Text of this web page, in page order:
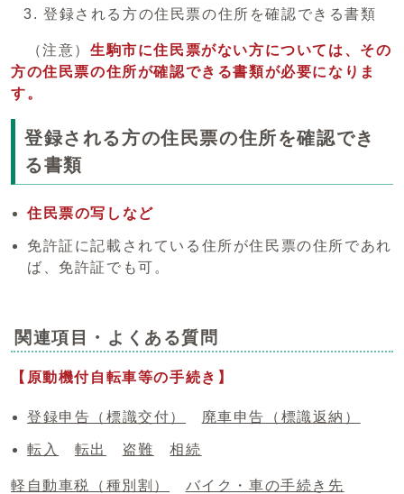
登録される方の住民票の住所を確認できる書類
（注意）生駒市に住民票がない方については、その
方の住民票の住所が確認できる書類が必要になりま
す。
登録される方の住民票の住所を確認でき
る書類
住民票の写しなど
免許証に記載されている住所が住民票の住所であれ
ば、免許証でも可。
関連項目・よくある質問
【原動機付自転車等の手続き】
登録申告（標識交付） 廃車申告（標識返納）
転入 転出 盗難 相続
軽自動車税（種別割） バイク・車の手続き先